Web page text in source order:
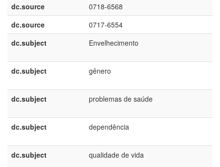
dc.source
0718-6568
dc.source
0717-6554
dc.subject
Envelhecimento
dc.subject gênero
dc.subject problemas de saúde
dc.subject dependência
dc.subject qualidade de vida